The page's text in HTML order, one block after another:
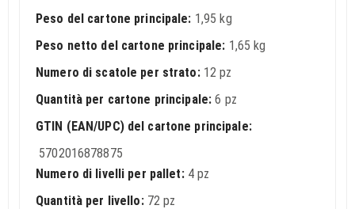
Peso del cartone principale: 1,95 kg
Peso netto del cartone principale: 1,65 kg
Numero di scatole per strato: 12 pz
Quantità per cartone principale: 6 pz
GTIN (EAN/UPC) del cartone principale:
5702016878875
Numero di livelli per pallet: 4 pz
Quantità per livello: 72 pz